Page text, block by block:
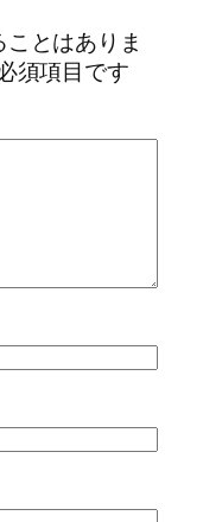
とはありま
須項目です